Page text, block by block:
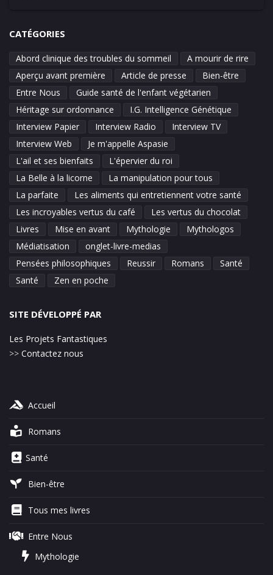
CATÉGORIES
Abord clinique des troubles du sommeil
A mourir de rire
Aperçu avant première
Article de presse
Bien-être
Entre Nous
Guide santé de l'enfant végétarien
Héritage sur ordonnance
I.G. Intelligence Génétique
Interview Papier
Interview Radio
Interview TV
Interview Web
Je m'appelle Aspasie
L'ail et ses bienfaits
L'épervier du roi
La Belle à la licorne
La manipulation pour tous
La parfaite
Les aliments qui entretiennent votre santé
Les incroyables vertus du café
Les vertus du chocolat
Livres
Mise en avant Mythologie
Mythologos
Médiatisation
onglet-livre-medias
Pensées philosophiques
Reussir Romans
Santé
Santé
Zen en poche
SITE DÉVELOPPÉ PAR
Les Projets Fantastiques
>> Contactez nous
Accueil
Romans
Santé
Bien-être
Tous mes livres
Entre Nous
Mythologie